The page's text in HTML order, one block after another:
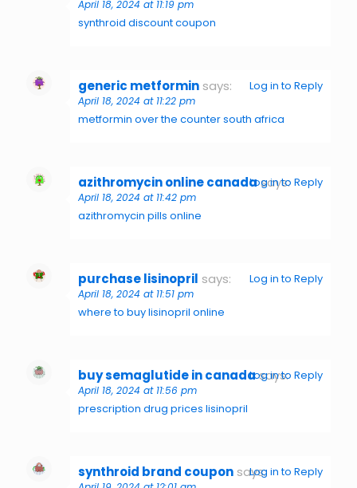
April 18, 2024 at 11:19 pm
synthroid discount coupon
generic metformin says:
April 18, 2024 at 11:22 pm
metformin over the counter south africa
Log in to Reply
azithromycin online canadasays:
April 18, 2024 at 11:42 pm
azithromycin pills online
Log in to Reply
purchase lisinopril says:
April 18, 2024 at 11:51 pm
where to buy lisinopril online
Log in to Reply
buy semaglutide in canadasays:
April 18, 2024 at 11:56 pm
prescription drug prices lisinopril
Log in to Reply
synthroid brand coupon says:
Log in to Reply